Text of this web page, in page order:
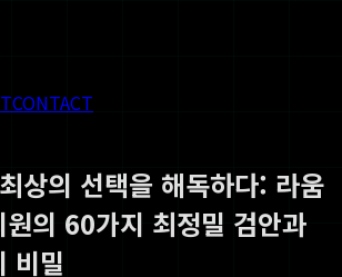
CONTACT
상의 선택을 해독하다: 라움
의 60가지 최정밀 검안과
비밀